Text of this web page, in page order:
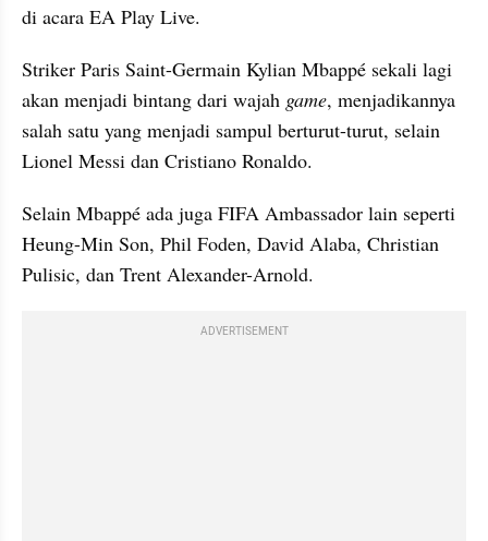
di acara EA Play Live.
Striker Paris Saint-Germain Kylian Mbappé sekali lagi
akan menjadi bintang dari wajah game, menjadikannya
salah satu yang menjadi sampul berturut-turut, selain
Lionel Messi dan Cristiano Ronaldo.
Selain Mbappé ada juga FIFA Ambassador lain seperti
Heung-Min Son, Phil Foden, David Alaba, Christian
Pulisic, dan Trent Alexander-Arnold.
ADVERTISEMENT